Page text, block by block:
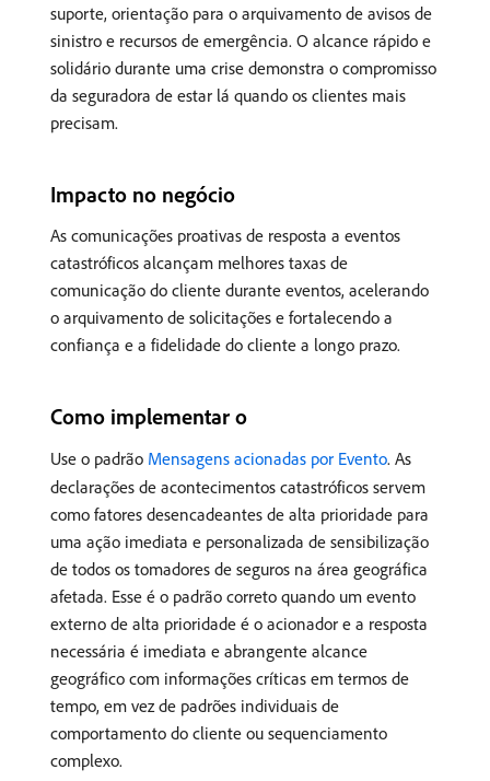
suporte, orientação para o arquivamento de avisos de
sinistro e recursos de emergência. O alcance rápido e
solidário durante uma crise demonstra o compromisso
da seguradora de estar lá quando os clientes mais
precisam.
Impacto no negócio
As comunicações proativas de resposta a eventos
catastróficos alcançam melhores taxas de
comunicação do cliente durante eventos, acelerando
o arquivamento de solicitações e fortalecendo a
confiança e a fidelidade do cliente a longo prazo.
Como implementar o
Use o padrão Mensagens acionadas por Evento. As
declarações de acontecimentos catastróficos servem
como fatores desencadeantes de alta prioridade para
uma ação imediata e personalizada de sensibilização
de todos os tomadores de seguros na área geográfica
afetada. Esse é o padrão correto quando um evento
externo de alta prioridade é o acionador e a resposta
necessária é imediata e abrangente alcance
geográfico com informações críticas em termos de
tempo, em vez de padrões individuais de
comportamento do cliente ou sequenciamento
complexo.